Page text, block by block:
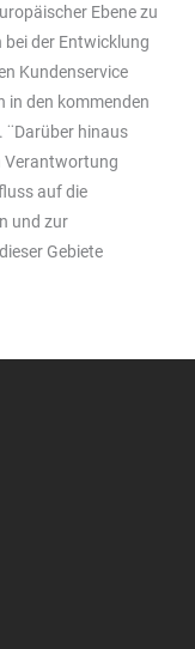
Ebene zu
der Entwicklung
Kundenservice
in den kommenden
¨Darüber hinaus
Verantwortung
auf die
und zur
Gebiete